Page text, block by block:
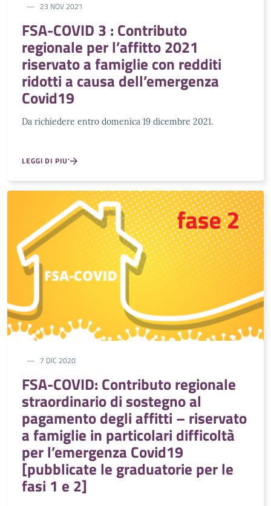
23 NOV 2021
FSA-COVID 3 : Contributo
regionale per l’affitto 2021
riservato a famiglie con redditi
ridotti a causa dell’emergenza
Covid19
Da richiedere entro domenica 19 dicembre 2021.
LEGGI DI PIU'
7 DIC 2020
FSA-COVID: Contributo regionale
straordinario di sostegno al
pagamento degli affitti – riservato
a famiglie in particolari difficoltà
per l’emergenza Covid19
[pubblicate le graduatorie per le
fasi 1 e 2]